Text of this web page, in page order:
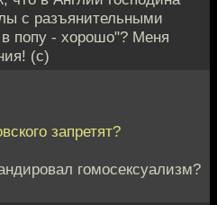
с разъянительными
попу - хорошо"? Меня
(с)
запретят?
гомосексуализм?